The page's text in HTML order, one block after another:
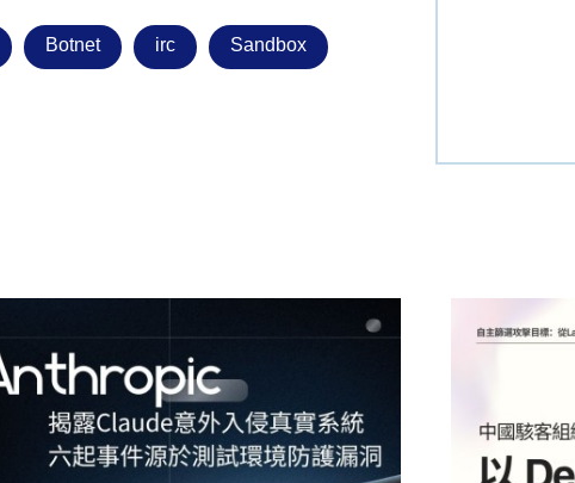
Botnet irc Sandbox